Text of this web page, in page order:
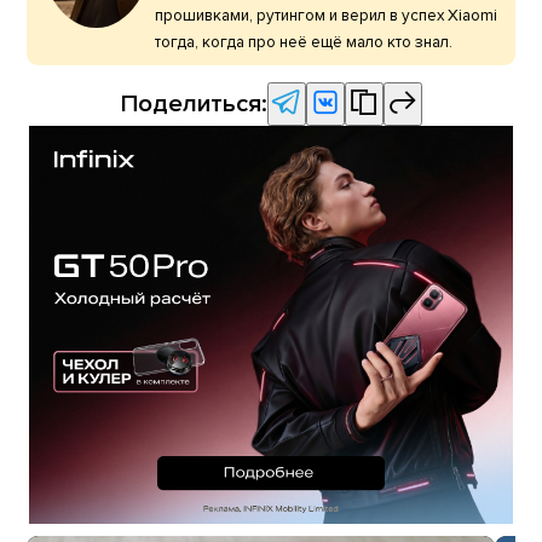
прошивками, рутингом и верил в успех Xiaomi
тогда, когда про неё ещё мало кто знал.
Поделиться: